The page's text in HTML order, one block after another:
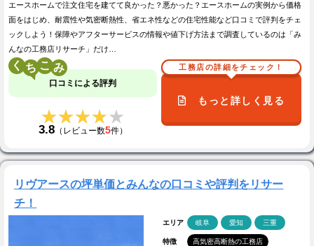
エースホームで注文住宅を建てて良かった？悪かった？エースホームの実例から価格
面をはじめ、耐震性や気密断熱性、省エネ性などの住宅性能など口コミで評判をチェ
ックしよう！保障やアフターサービスの情報や値下げ方法まで調査しているのは「み
んなの工務店リサーチ」だけ…
く こ
口コミによる評判
★★★★★
★★★★★
3.8（レビュー数5件）
工務店の詳細をチェック！
もっと詳しく見る
リヴアースの坪単価とみんなの口コミや評判をリサー
チ！
エリア 岐阜 愛知 三重
特徴 高気密高断熱の工務店